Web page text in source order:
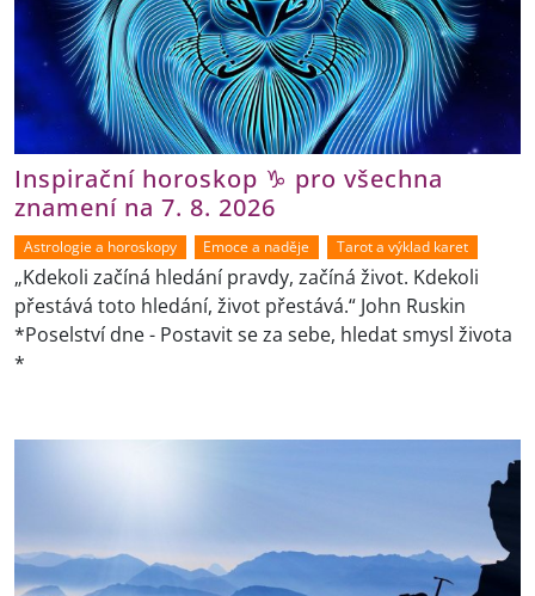
Inspirační horoskop ♑ pro všechna
znamení na 7. 8. 2026
Astrologie a horoskopy Emoce a naděje Tarot a výklad karet
„Kdekoli začíná hledání pravdy, začíná život. Kdekoli
přestává toto hledání, život přestává.“ John Ruskin
*Poselství dne - Postavit se za sebe, hledat smysl života
*